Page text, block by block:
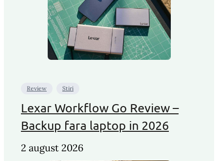
Review Stiri
Lexar Workflow Go Review –
Backup fara laptop in 2026
2 august 2026